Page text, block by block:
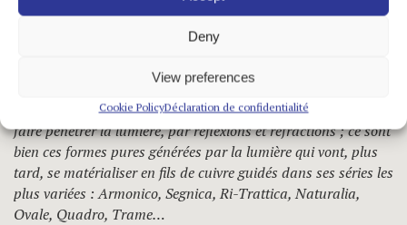
Deny
View preferences
Cookie PolicyDéclaration de confidentialité
que débutent ses Mères Matrices, premières œuvres où le
Signetrace est gravé dans le gesso, où l’artiste fait corps avec
sa matière artistique afin qu’Être et Création soient à
l’unisson. Puis viennent ses expérimentations de nouveaux
matériaux, la vétronite, un composte de tissu de verre
mélangé à de la résine, qu’elle va gratter et graver afin d’y
faire pénétrer la lumière, par réflexions et réfractions ; ce sont
bien ces formes pures générées par la lumière qui vont, plus
tard, se matérialiser en fils de cuivre guidés dans ses séries les
plus variées : Armonico, Segnica, Ri-Trattica, Naturalia,
Ovale, Quadro, Trame…